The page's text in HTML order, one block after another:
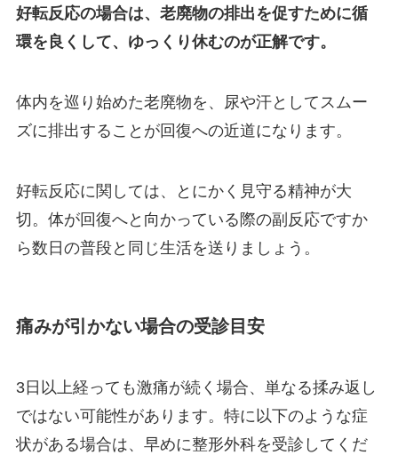
好転反応の場合は、老廃物の排出を促すために循
環を良くして、ゆっくり休むのが正解です。
体内を巡り始めた老廃物を、尿や汗としてスムー
ズに排出することが回復への近道になります。
好転反応に関しては、とにかく見守る精神が大
切。体が回復へと向かっている際の副反応ですか
ら数日の普段と同じ生活を送りましょう。
痛みが引かない場合の受診目安
3日以上経っても激痛が続く場合、単なる揉み返し
ではない可能性があります。特に以下のような症
状がある場合は、早めに整形外科を受診してくだ